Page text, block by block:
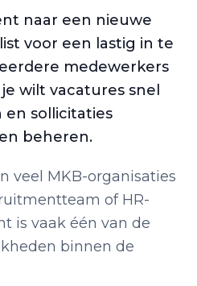
naar een nieuwe
voor een lastig in te
medewerkers
wilt vacatures snel
sollicitaties
beheren.
veel MKB-organisaties
of HR-
is vaak één van de
binnen de